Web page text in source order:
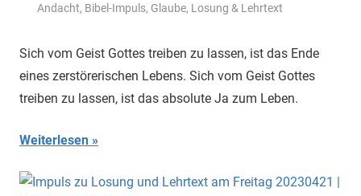
Andacht, Bibel-Impuls, Glaube, Losung & Lehrtext
Sich vom Geist Gottes treiben zu lassen, ist das Ende
eines zerstörerischen Lebens. Sich vom Geist Gottes
treiben zu lassen, ist das absolute Ja zum Leben.
Weiterlesen